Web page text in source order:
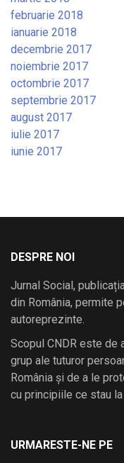
februarie 2018
ianuarie 2018
decembrie 2017
noiembrie 2017
octombrie 2017
septembrie 2017
august 2017
iulie 2017
iunie 2017
DESPRE NOI
Jurnal Social,
din România, permite
autoreprezinte.
Scopul CNDR este de
grup ale tuturor
România și de a le
cu principiile ce stau
URMARESTE-NE PE